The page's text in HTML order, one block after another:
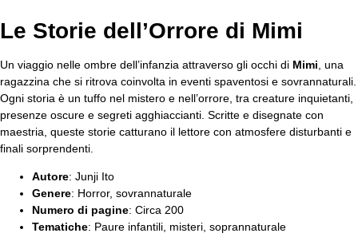
Le Storie dell’Orrore di Mimi
Un viaggio nelle ombre dell’infanzia attraverso gli occhi di Mimi , una
ragazzina che si ritrova coinvolta in eventi spaventosi e sovrannaturali.
Ogni storia è un tuffo nel mistero e nell’orrore, tra creature inquietanti,
presenze oscure e segreti agghiaccianti. Scritte e disegnate con
maestria, queste storie catturano il lettore con atmosfere disturbanti e
finali sorprendenti.
Autore: Junji Ito
Genere: Horror, sovrannaturale
Numero di pagine: Circa 200
Tematiche: Paure infantili, misteri, soprannaturale